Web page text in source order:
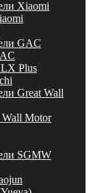
Xiaomi
GAC
Plus
Great Wall
Wall Motor
SGMW